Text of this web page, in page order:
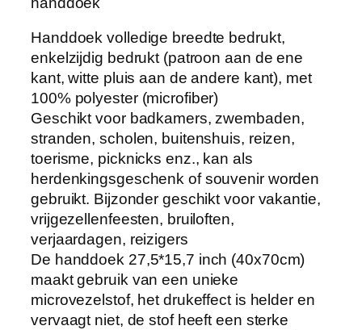
a
g
e
Z
a
c
h
t
B
a
d
H
o
t
e
Handdoek volledige breedte bedrukt,
enkelzijdig bedrukt (patroon aan de ene
kant, witte pluis aan de andere kant), met
100% polyester (microfiber)
Geschikt voor badkamers, zwembaden,
stranden, scholen, buitenshuis, reizen,
toerisme, picknicks enz., kan als
herdenkingsgeschenk of souvenir worden
gebruikt. Bijzonder geschikt voor vakantie,
vrijgezellenfeesten, bruiloften,
verjaardagen, reizigers
De handdoek 27,5*15,7 inch (40x70cm)
maakt gebruik van een unieke
microvezelstof, het drukeffect is helder en
vervaagt niet, de stof heeft een sterke